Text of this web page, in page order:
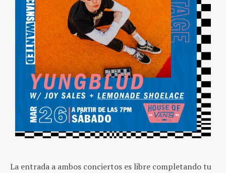
La entrada a ambos conciertos es libre completando tu